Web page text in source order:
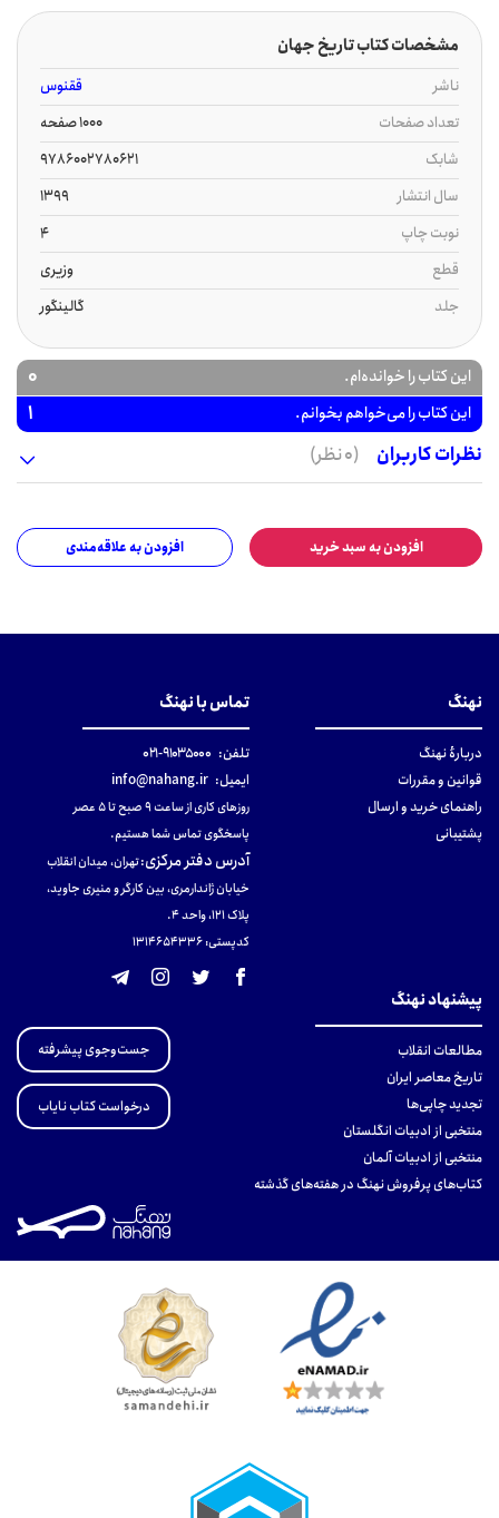
مشخصات کتاب تاریخ جهان
ناشر
ققنوس
تعداد صفحات
1000 صفحه
شابک
9786002780621
سال انتشار
1399
نوبت چاپ
4
قطع
وزیری
جلد
گالینگور
این کتاب را خوانده‌ام. 0
این کتاب را می‌خواهم بخوانم.
1
نظرات کاربران
(0 نظر)
افزودن به سبد خرید افزودن به علاقه‌مندی
نهنگ
دربارهٔ نهنگ
قوانین و مقررات
راهنمای خرید و ارسال
پشتیبانی
تماس با نهنگ
تلفن: ۹۱۰۳۵۰۰۰-۰۲۱
ایمیل: info@nahang.ir
روزهای کاری از ساعت ۹ صبح تا ۵ عصر
پاسخگوی تماس شما هستیم.
آدرس دفتر مرکزی:تهران، میدان انقلاب
خیابان ژاندارمری، بین کارگر و منیری جاوید،
پلاک 121، واحد ۴.
کدپستی: 131465433۶
پیشنهاد نهنگ
مطالعات انقلاب
تاریخ معاصر ایران
تجدید چاپی‌ها
منتخبی از ادبیات انگلستان
منتخبی از ادبیات آلمان
کتاب‌های پرفروش نهنگ در هفته‌های گذشته
جست‌وجوی پیشرفته
درخواست کتاب نایاب